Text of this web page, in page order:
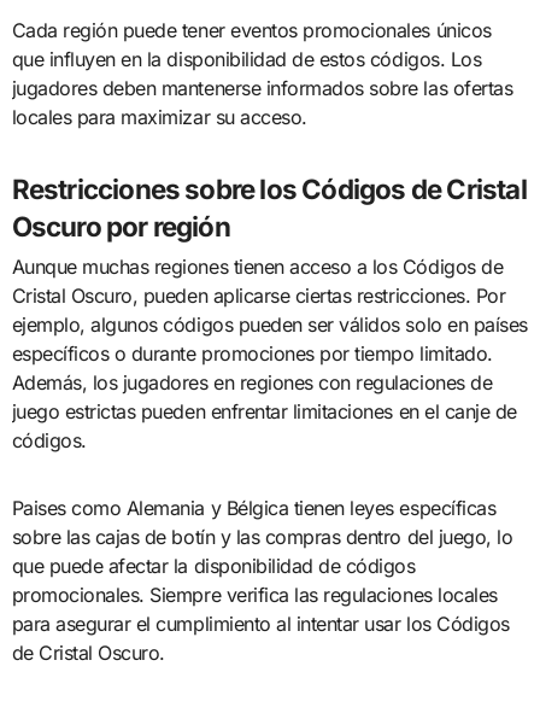
Cada región puede tener eventos promocionales únicos
que influyen en la disponibilidad de estos códigos. Los
jugadores deben mantenerse informados sobre las ofertas
locales para maximizar su acceso.
Restricciones sobre los Códigos de Cristal
Oscuro por región
Aunque muchas regiones tienen acceso a los Códigos de
Cristal Oscuro, pueden aplicarse ciertas restricciones. Por
ejemplo, algunos códigos pueden ser válidos solo en países
específicos o durante promociones por tiempo limitado.
Además, los jugadores en regiones con regulaciones de
juego estrictas pueden enfrentar limitaciones en el canje de
códigos.
Paises como Alemania y Bélgica tienen leyes específicas
sobre las cajas de botín y las compras dentro del juego, lo
que puede afectar la disponibilidad de códigos
promocionales. Siempre verifica las regulaciones locales
para asegurar el cumplimiento al intentar usar los Códigos
de Cristal Oscuro.